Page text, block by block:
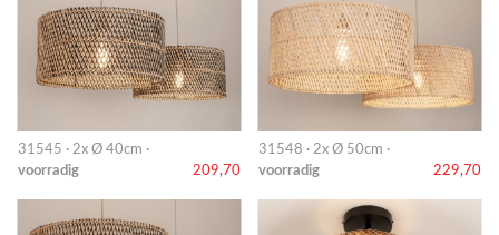
31545 · 2x Ø 40cm ·
voorradig
209,70
31548 · 2x Ø 50cm ·
voorradig
229,70